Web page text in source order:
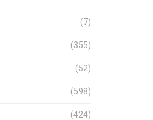
(7)
(355)
(52)
(598)
(424)